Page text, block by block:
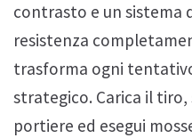
contrasto e un sistema
resistenza
trasforma ogni
strategico. Carica il
portiere ed esegui